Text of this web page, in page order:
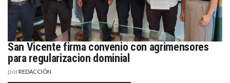
San Vicente firma convenio con agrimensores
para regularizacion dominial
porREDACCIÓN